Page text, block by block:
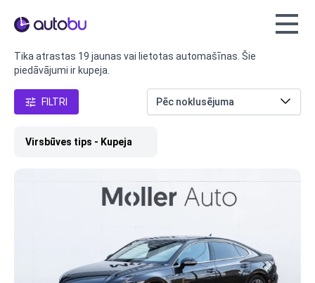
Autobu.eu
Tika atrastas 19 jaunas vai lietotas automašīnas. Šie
piedāvājumi ir kupeja.
FILTRI
Virsbūves tips - Kupeja